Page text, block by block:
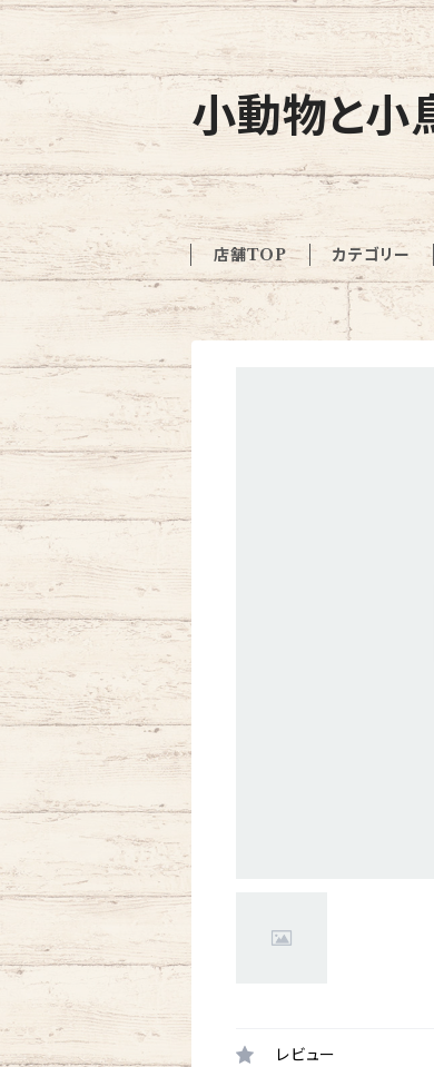
小動物と小
店舗TOP カテゴリー
レビュー